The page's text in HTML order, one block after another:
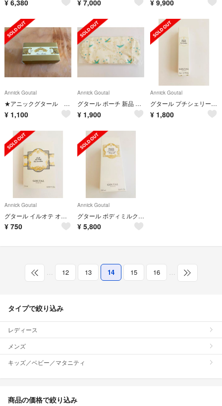
¥ 6,380 ¥ 7,000 ¥ 9,900
Annick Goutal
★アニックグタール savon soapソープ★新品未使用品
¥ 1,100
Annick Goutal
グタール ポーチ 新品 ノベルティ 非売品 GOUTAL アニックグタール
¥ 1,900
Annick Goutal
グタール プチシェリー オードパルファム 5ml GOUTAL 香水 新品未開封
¥ 1,800
Annick Goutal
グタール イルオテ オードトワレ GOUTAL 新品未使用
¥ 750
Annick Goutal
グタール ボディミルク GOUTAL プチシェリー 新品未開封
¥ 5,800
12 13 14 15 16
タイプで絞り込み
レディース
メンズ
キッズ／ベビー／マタニティ
商品の価格で絞り込み